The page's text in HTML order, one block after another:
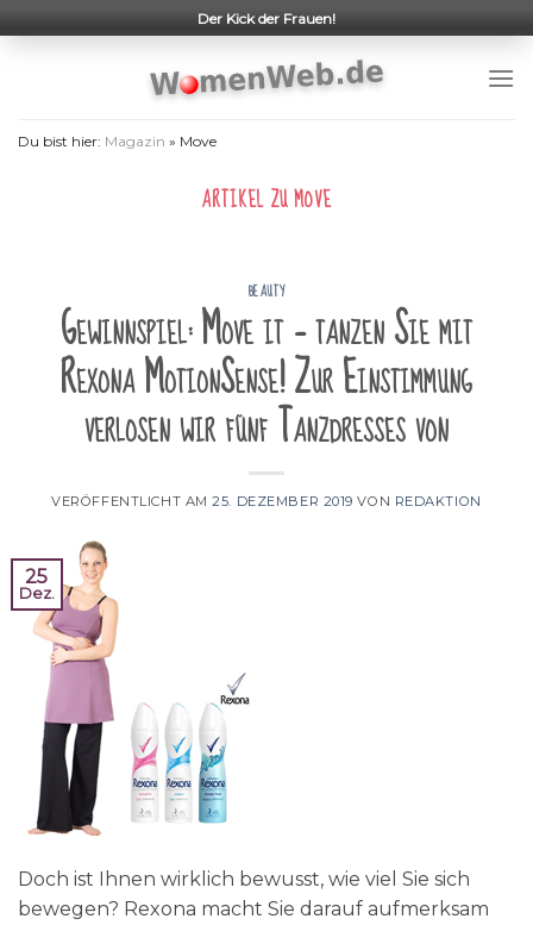
to
Der Kick der Frauen!
Du bist hier: Magazin » Move
ARTIKEL ZUMOVE
BEAUTY
Gewinnspiel: Move it – tanzen Sie mit
Rexona MotionSense! Zur Einstimmung
verlosen wir fünf Tanzdresses von
VERÖFFENTLICHT AM25. DEZEMBER 2019 VON REDAKTION
25
Dez.
Doch ist Ihnen wirklich bewusst, wie viel Sie sich
bewegen? Rexona macht Sie darauf aufmerksam